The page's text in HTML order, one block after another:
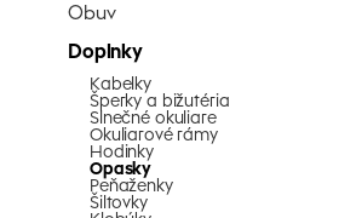
Obuv
Doplnky
Kabelky
Šperky a bižutéria
Slnečné okuliare
Okuliarové rámy
Hodinky
Opasky
Peňaženky
Šiltovky